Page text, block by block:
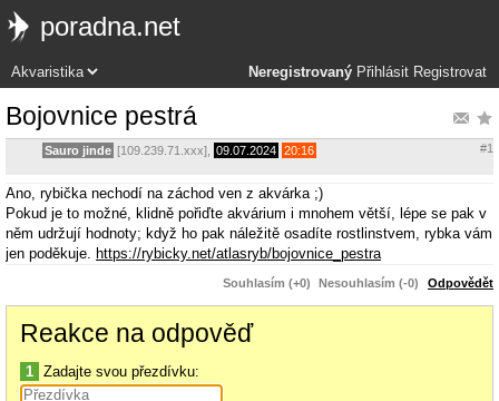
poradna.net
Neregistrovaný Přihlásit Registrovat
Bojovnice pestrá
Sauro jinde [109.239.71.xxx], 09.07.2024 20:16 #1
Ano, rybička nechodí na záchod ven z akvárka ;)
Pokud je to možné, klidně pořiďte akvárium i mnohem větší, lépe se pak v
něm udržují hodnoty; když ho pak náležitě osadíte rostlinstvem, rybka vám
jen poděkuje. https://rybicky.net/atlasryb/bojovnice_pestra
Souhlasím (+0) Nesouhlasím (-0) Odpovědět
Reakce na odpověď
1 Zadajte svou přezdívku: